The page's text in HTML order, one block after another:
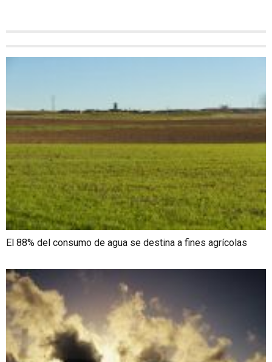
El 88% del consumo de agua se destina a fines agrícolas